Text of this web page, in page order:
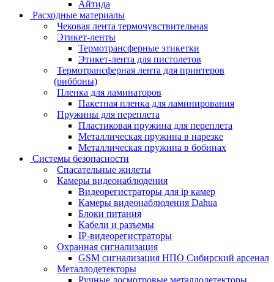
Айтида
Расходные материалы
Чековая лента термочувствительная
Этикет-ленты
Термотрансферные этикетки
Этикет-лента для пистолетов
Термотрансферная лента для принтеров
(риббоны)
Пленка для ламинаторов
Пакетная пленка для ламинирования
Пружины для переплета
Пластиковая пружина для переплета
Металлическая пружина в нарезке
Металлическая пружина в бобинах
Системы безопасности
Спасательные жилеты
Камеры видеонаблюдения
Видеорегистраторы для ip камер
Камеры видеонаблюдения Dahua
Блоки питания
Кабели и разъемы
IP-видеорегистраторы
Охранная сигнализация
GSM сигнализация НПО Сибирский арсенал
Металлодетекторы